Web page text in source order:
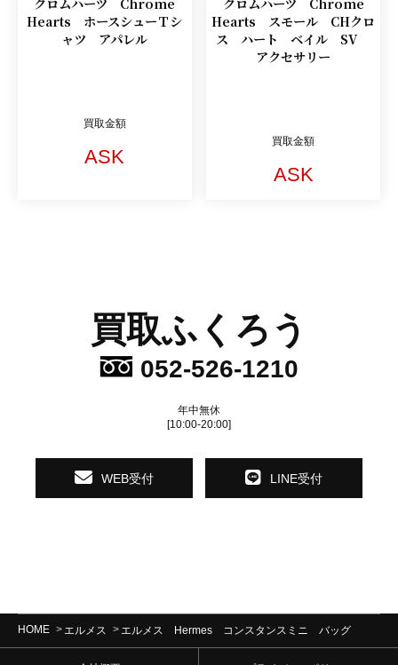
クロムハーツ Chrome
Hearts ホースシューＴシ
ャツ アパレル
買取金額
ASK
クロムハーツ Chrome
Hearts スモール CHクロ
ス ハート ベイル SV
アクセサリー
買取金額
ASK
買取ふくろう
052-526-1210
年中無休
[10:00-20:00]
WEB受付 LINE受付
HOME エルメス エルメス Hermes コンスタンスミニ バッグ